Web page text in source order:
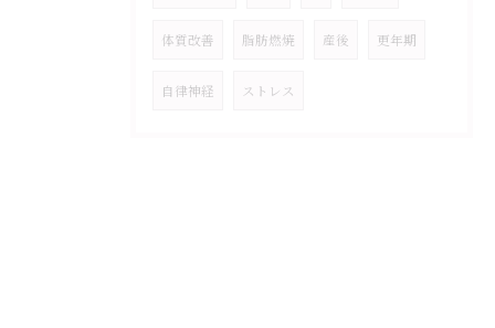
体質改善 脂肪燃焼 産後 更年期
自律神経 ストレス